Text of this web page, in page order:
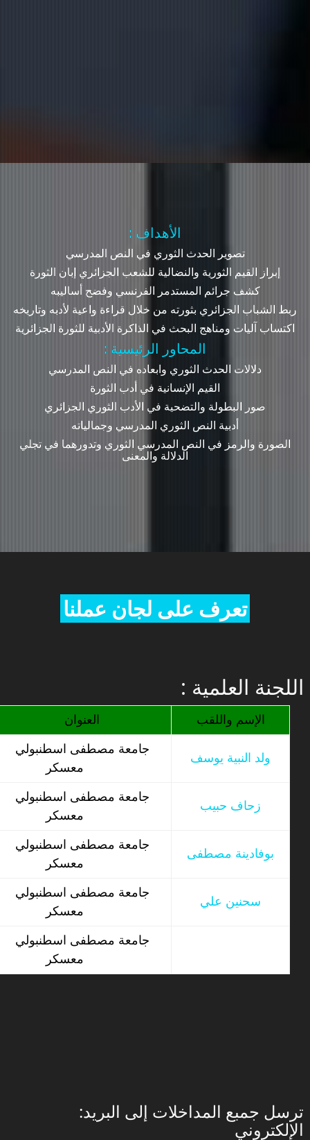
: الأهداف
تصوير الحدث الثوري في النص المدرسي
إبراز القيم الثورية والنضالية للشعب الجزائري إبان الثورة
كشف جرائم المستدمر الفرنسي وفضح أساليبه
ربط الشباب الجزائري بثورته من خلال قراءة واعية لأدبه وتاريخه
اكتساب آليات ومناهج البحث في الذاكرة الأدبية للثورة الجزائرية
: المحاور الرئيسية
دلالات الحدث الثوري وابعاده في النص المدرسي
القيم الإنسانية في أدب الثورة
صور البطولة والتضحية في الأدب الثوري الجزائري
أدبية النص الثوري المدرسي وجمالياته
الصورة والرمز في النص المدرسي الثوري وتدورهما في تجلي
الدلالة والمعنى
تعرف على لجان عملنا
: اللجنة العلمية
العنوان الإسم واللقب
جامعة مصطفى اسطنبولي
ولد النبية يوسف
جامعة مصطفى اسطنبولي
زحاف حبيب
جامعة مصطفى اسطنبولي
بوفادينة مصطفى
جامعة مصطفى اسطنبولي
سحنين علي
جامعة مصطفى اسطنبولي
:ترسل جمبع المداخلات إلى البريد
الإلكتروني